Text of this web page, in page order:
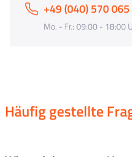
+49 (040) 570
Mo. - Fr.: 09:00 - 18:00
Häufig gestellte